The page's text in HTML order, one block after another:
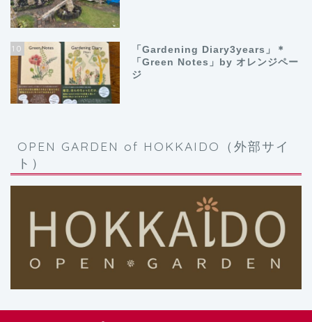
10
「Gardening Diary3years」＊
「Green Notes」by オレンジペー
ジ
OPEN GARDEN of HOKKAIDO（外部サイ
ト）